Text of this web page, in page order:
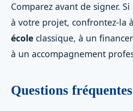
Comparez avant de signer.
à votre projet, confrontez-la
école classique, à un
à un accompagnement
Questions fréquentes